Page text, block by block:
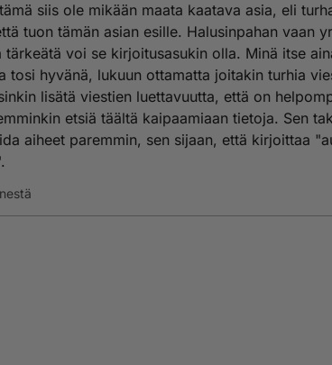
sanoit "MITÄ HAITTAA siitä on, jos jokainen kirjoittaisi
siitä on, että kirjoittaa vähän vähemmän fiksusti,
vaan saamme keskustella itsellemme tärkeästä
voi aina korjata.
siis ole mikään maata kaatava asia, eli
tuon tämän asian esille. Halusinpahan vaan
tärkeätä voi se kirjoitusasukin olla. Minä itse
tosi hyvänä, lukuun ottamatta joitakin turhia
lisätä viestien luettavuutta, että on
etsiä täältä kaipaamiaan tietoja. Sen
aiheet paremmin, sen sijaan, että kirjoittaa